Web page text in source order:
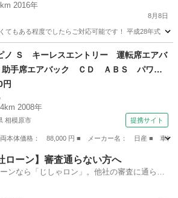
2016年
8月8日
てもある程度でしたらご対応可能です！ 平成28年式
セレナ
ノ Ｓ キーレスエントリー 運転席エアバ
手席エアバック ＣＤ ＡＢＳ パワー
ング （検9.9）
円
2008年
相模原市 提携サイト
本体価格： 88,000 円 ■ メーカー名： 日産 ■ 車
の他
ローン】審査通らない方へ
ンなら「じしゃロン」。他社の審査に通らな